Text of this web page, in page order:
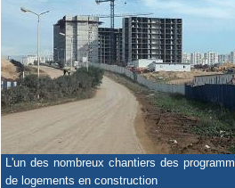
L'un des nombreux chantiers des
de logements en construction